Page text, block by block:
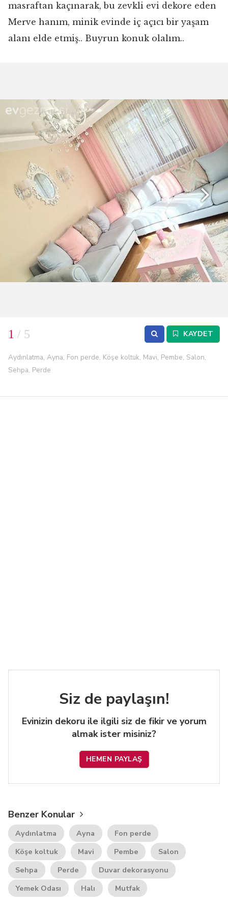
masraftan kaçınarak, bu zevkli evi dekore eden
Merve hanım, minik evinde iç açıcı bir yaşam
alanı elde etmiş.. Buyrun konuk olalım..
1 / 5 KAYDET
Aydınlatma, Ayna, Fon perde, Köşe koltuk, Mavi, Pembe, Salon,
Sehpa, Perde
Siz de paylaşın!
Evinizin dekoru ile ilgili siz de fikir ve yorum
almak ister misiniz?
HEMEN PAYLAŞ
Benzer Konular
Aydınlatma Ayna
Fon perde
Köşe koltuk
Mavi Pembe
Salon
Sehpa
Perde
Duvar dekorasyonu
Yemek Odası
Halı Mutfak